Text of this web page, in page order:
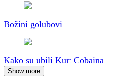
Božini golubovi
Kako su ubili Kurt Cobaina
Show more